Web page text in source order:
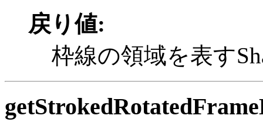
戻り値:
枠線の領域を表す